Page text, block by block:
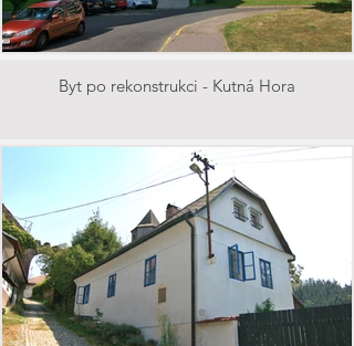
Byt po rekonstrukci - Kutná Hora